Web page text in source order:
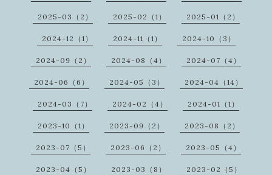
2025-03（2） 2025-02（1） 2025-01（2）
2024-12（1） 2024-11（1） 2024-10（3）
2024-09（2） 2024-08（4） 2024-07（4）
2024-06（6） 2024-05（3） 2024-04（14）
2024-03（7） 2024-02（4） 2024-01（1）
2023-10（1） 2023-09（2） 2023-08（2）
2023-07（5） 2023-06（2） 2023-05（4）
2023-04（5） 2023-03（8） 2023-02（5）